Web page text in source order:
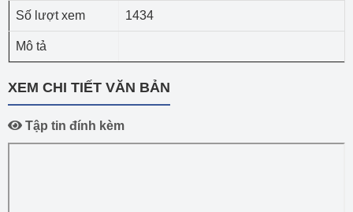
Số lượt xem 1434
Mô tả
XEM CHI TIẾT VĂN BẢN
Tập tin đính kèm